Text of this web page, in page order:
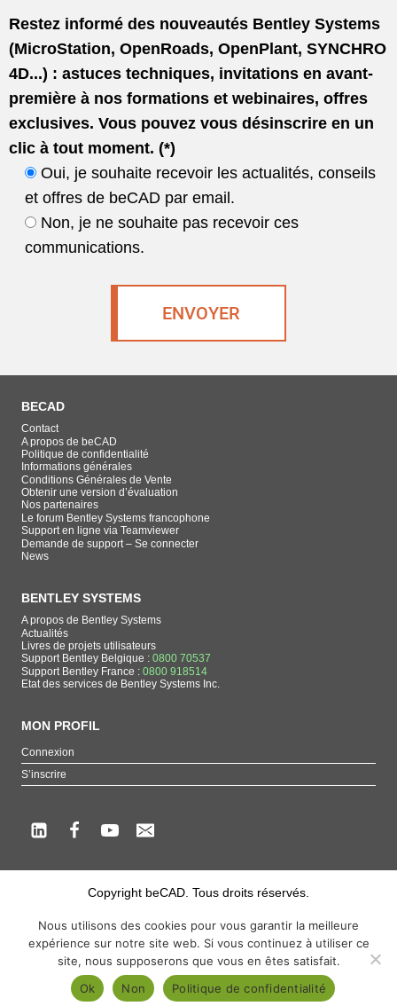
Restez informé des nouveautés Bentley Systems
(MicroStation, OpenRoads, OpenPlant, SYNCHRO
4D...) : astuces techniques, invitations en avant-
première à nos formations et webinaires, offres
exclusives. Vous pouvez vous désinscrire en un
clic à tout moment. (*)
Oui, je souhaite recevoir les actualités, conseils
et offres de beCAD par email.
Non, je ne souhaite pas recevoir ces
communications.
BECAD
Contact
A propos de beCAD
Politique de confidentialité
Informations générales
Conditions Générales de Vente
Obtenir une version d’évaluation
Nos partenaires
Le forum Bentley Systems francophone
Support en ligne via Teamviewer
Demande de support – Se connecter
News
BENTLEY SYSTEMS
A propos de Bentley Systems
Actualités
Livres de projets utilisateurs
Support Bentley Belgique : 0800 70537
Support Bentley France : 0800 918514
Etat des services de Bentley Systems Inc.
MON PROFIL
Connexion
S’inscrire
Copyright beCAD. Tous droits réservés.
Systems
MicroStation
OpenBuildings,
Nous utilisons des cookies pour vous garantir la meilleure
expérience sur notre site web. Si vous continuez à utiliser ce
site, nous supposerons que vous en êtes satisfait.
Ok
Non Politique de confidentialité